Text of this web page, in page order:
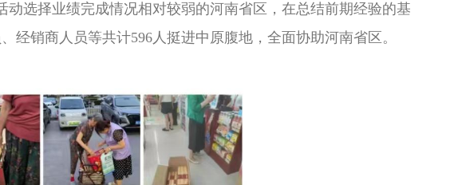
选择业绩完成情况相对较弱的河南省区，在总结前期经验的基
销商人员等共计596人挺进中原腹地，全面协助河南省区。